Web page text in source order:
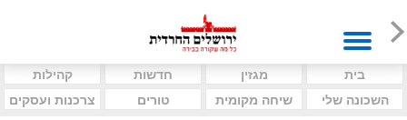
בית מגזין חדשות
קהילות
השכונה שלי
שיחה מקומית טורים צרכנות ועסקים